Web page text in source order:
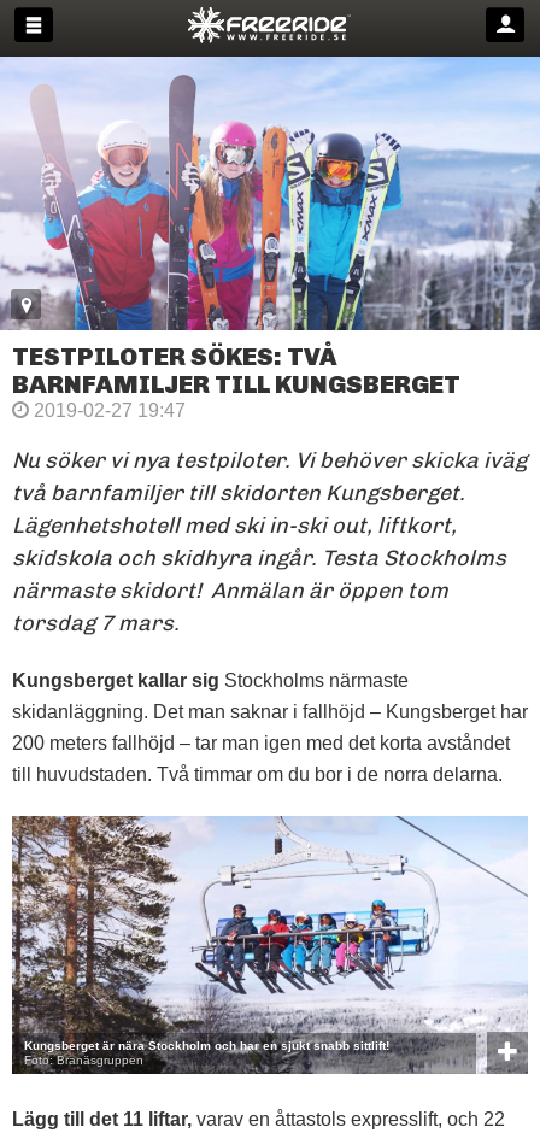
TESTPILOTER SÖKES: TVÅ
BARNFAMILJER TILL KUNGSBERGET
2019-02-27 19:47
Nu söker vi nya testpiloter. Vi behöver skicka iväg
två barnfamiljer till skidorten Kungsberget.
Lägenhetshotell med ski in-ski out, liftkort,
skidskola och skidhyra ingår. Testa Stockholms
närmaste skidort! Anmälan är öppen tom
torsdag 7 mars.
Kungsberget kallar sig Stockholms närmaste
skidanläggning. Det man saknar i fallhöjd – Kungsberget har
200 meters fallhöjd – tar man igen med det korta avståndet
till huvudstaden. Två timmar om du bor i de norra delarna.
Kungsberget är nära Stockholm och har en sjukt snabb sittlift!
Foto: Branäsgruppen
Lägg till det 11 liftar, varav en åttastols expresslift, och 22